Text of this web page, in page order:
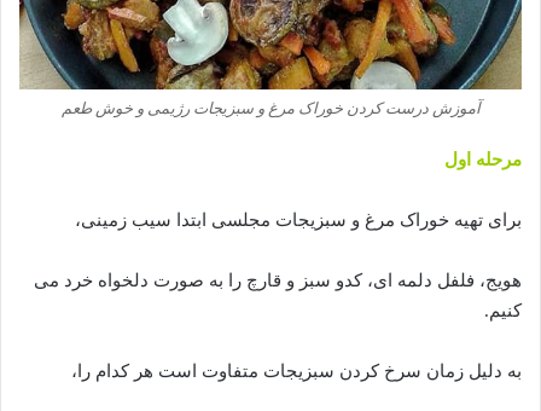
آموزش درست کردن خوراک مرغ و سبزیجات رژیمی و خوش طعم
مرحله اول
برای تهیه خوراک مرغ و سبزیجات مجلسی ابتدا سیب زمینی،
هویج، فلفل دلمه ای، کدو سبز و قارچ را به صورت دلخواه خرد می
کنیم.
به دلیل زمان سرخ کردن سبزیجات متفاوت است هر کدام را،